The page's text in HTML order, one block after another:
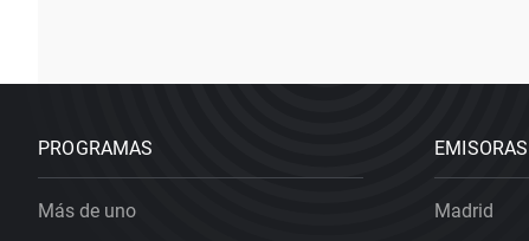
PROGRAMAS
Más de uno
EMISORAS
Madrid